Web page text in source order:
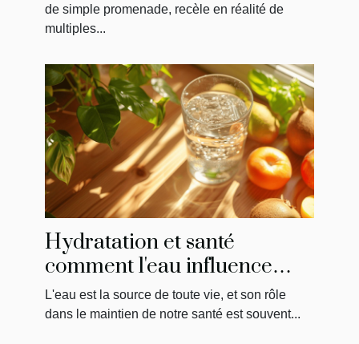
de simple promenade, recèle en réalité de
multiples...
Hydratation et santé
comment l'eau influence
votre bien-être global
L'eau est la source de toute vie, et son rôle
dans le maintien de notre santé est souvent...